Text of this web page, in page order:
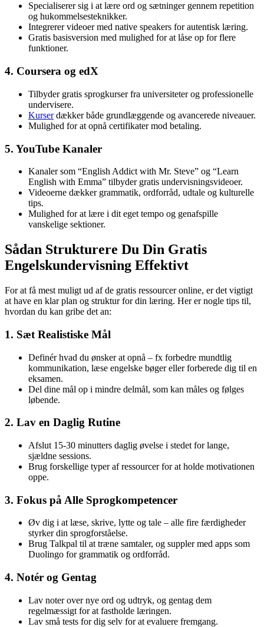
Specialiserer sig i at lære ord og sætninger gennem repetition
og hukommelsesteknikker.
Integrerer videoer med native speakers for autentisk læring.
Gratis basisversion med mulighed for at låse op for flere
funktioner.
4. Coursera og edX
Tilbyder gratis sprogkurser fra universiteter og professionelle
undervisere.
Kurserdækker både grundlæggende og avancerede niveauer.
Mulighed for at opnå certifikater mod betaling.
5. YouTube Kanaler
Kanaler som “English Addict with Mr. Steve” og “Learn
English with Emma” tilbyder gratis undervisningsvideoer.
Videoerne dækker grammatik, ordforråd, udtale og kulturelle
tips.
Mulighed for at lære i dit eget tempo og genafspille
vanskelige sektioner.
Sådan Strukturere Du Din Gratis
Engelskundervisning Effektivt
For at få mest muligt ud af de gratis ressourcer online, er det vigtigt
at have en klar plan og struktur for din læring. Her er nogle tips til,
hvordan du kan gribe det an:
1. Sæt Realistiske Mål
Definér hvad du ønsker at opnå – fx forbedre mundtlig
kommunikation, læse engelske bøger eller forberede dig til en
eksamen.
Del dine mål op i mindre delmål, som kan måles og følges
løbende.
2. Lav en Daglig Rutine
Afslut 15-30 minutters daglig øvelse i stedet for lange,
sjældne sessions.
Brug forskellige typer af ressourcer for at holde motivationen
oppe.
3. Fokus på Alle Sprogkompetencer
Øv dig i at læse, skrive, lytte og tale – alle fire færdigheder
styrker din sprogforståelse.
Brug Talkpal til at træne samtaler, og suppler med apps som
Duolingo for grammatik og ordforråd.
4. Notér og Gentag
Lav noter over nye ord og udtryk, og gentag dem
regelmæssigt for at fastholde læringen.
Lav små tests for dig selv for at evaluere fremgang.